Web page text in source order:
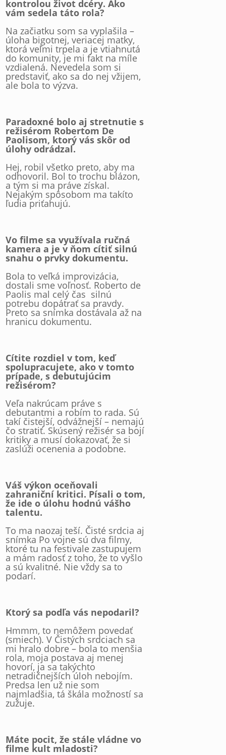
kontrolou život dcéry. Ako
vám sedela táto rola?
Na začiatku som sa vyplašila –
úloha bigotnej, veriacej matky,
ktorá veľmi trpela a je vtiahnutá
do komunity, je mi fakt na míle
vzdialená. Nevedela som si
predstaviť, ako sa do nej vžijem,
ale bola to výzva.
Paradoxné bolo aj stretnutie s
režisérom Robertom De
Paolisom, ktorý vás skôr od
úlohy odrádzal.
Hej, robil všetko preto, aby ma
odhovoril. Bol to trochu blázon,
a tým si ma práve získal.
Nejakým spôsobom ma takíto
ľudia priťahujú.
Vo filme sa využívala ručná
kamera a je v ňom cítiť silnú
snahu o prvky dokumentu.
Bola to veľká improvizácia,
dostali sme voľnosť. Roberto de
Paolis mal celý čas silnú
potrebu dopátrať sa pravdy.
Preto sa snímka dostávala až na
hranicu dokumentu.
Cítite rozdiel v tom, keď
spolupracujete, ako v tomto
prípade, s debutujúcim
režisérom?
Veľa nakrúcam práve s
debutantmi a robím to rada. Sú
takí čistejší, odvážnejší – nemajú
čo stratiť. Skúsený režisér sa bojí
kritiky a musí dokazovať, že si
zaslúži ocenenia a podobne.
Váš výkon oceňovali
zahraniční kritici. Písali o tom,
že ide o úlohu hodnú vášho
talentu.
To ma naozaj teší. Čisté srdcia aj
snímka Po vojne sú dva filmy,
ktoré tu na festivale zastupujem
a mám radosť z toho, že to vyšlo
a sú kvalitné. Nie vždy sa to
podarí.
Ktorý sa podľa vás nepodaril?
Hmmm, to nemôžem povedať
(smiech). V Čistých srdciach sa
mi hralo dobre – bola to menšia
rola, moja postava aj menej
hovorí, ja sa takýchto
netradičnejších úloh nebojím.
Predsa len už nie som
najmladšia, tá škála možností sa
zužuje.
Máte pocit, že stále vládne vo
filme kult mladosti?